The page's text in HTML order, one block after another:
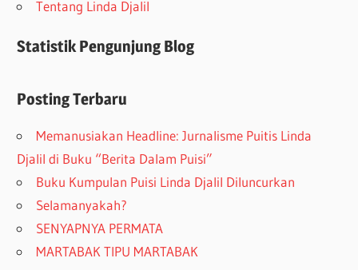
Tentang Linda Djalil
Statistik Pengunjung Blog
Posting Terbaru
Memanusiakan Headline: Jurnalisme Puitis Linda
Djalil di Buku “Berita Dalam Puisi”
Buku Kumpulan Puisi Linda Djalil Diluncurkan
Selamanyakah?
SENYAPNYA PERMATA
MARTABAK TIPU MARTABAK